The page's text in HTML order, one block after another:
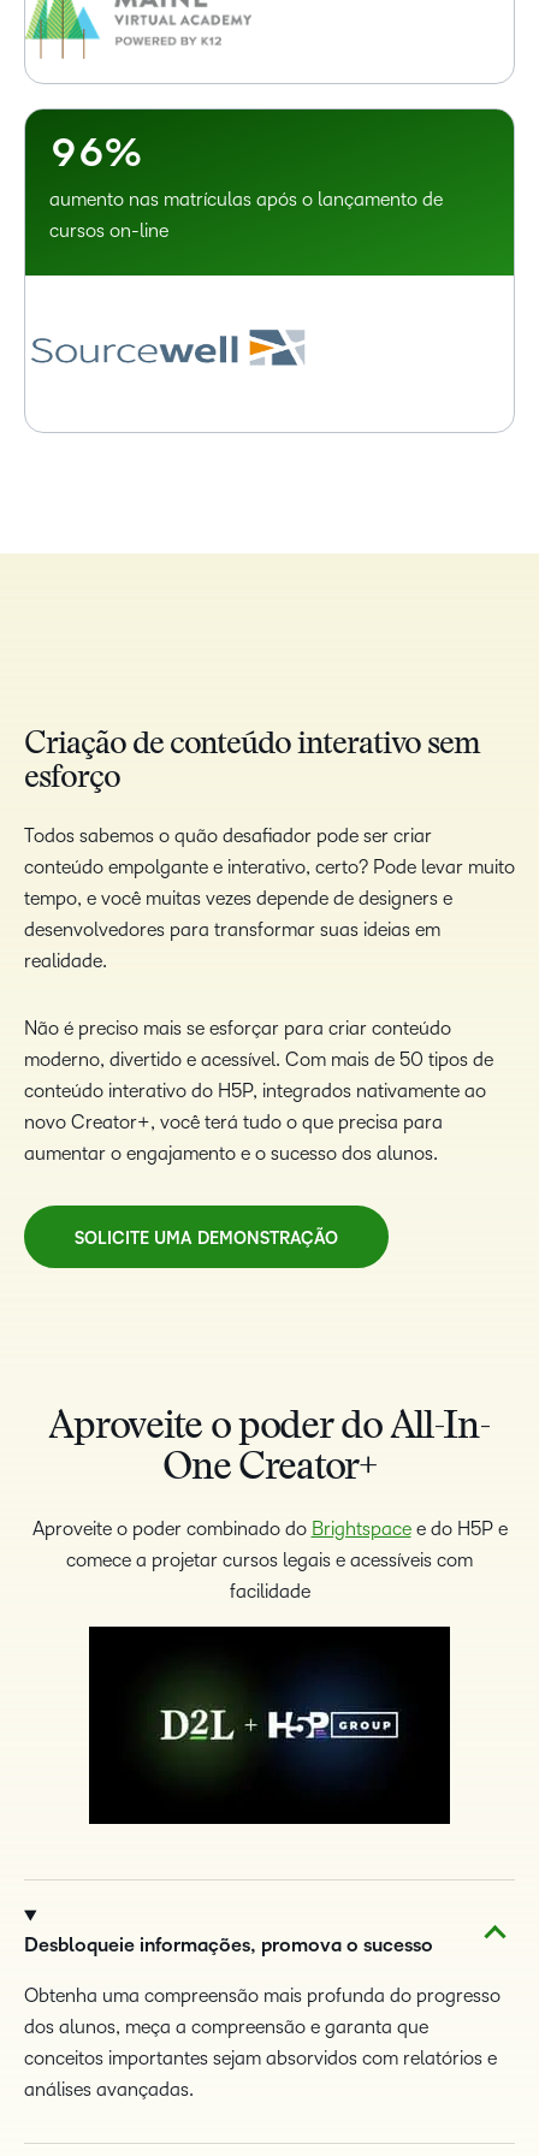
6
7
8
9
3
4
5
6%
aumento nas matrículas após o lançamento de
cursos on-line
Criação de conteúdo interativo sem
esforço
Todos sabemos o quão desafiador pode ser criar
conteúdo empolgante e interativo, certo? Pode levar muito
tempo, e você muitas vezes depende de designers e
desenvolvedores para transformar suas ideias em
realidade.
Não é preciso mais se esforçar para criar conteúdo
moderno, divertido e acessível. Com mais de 50 tipos de
conteúdo interativo do H5P, integrados nativamente ao
novo Creator+, você terá tudo o que precisa para
aumentar o engajamento e o sucesso dos alunos.
SOLICITE UMA DEMONSTRAÇÃO
Aproveite o poder do All-In-
One Creator+
Aproveite o poder combinado do Brightspacee do H5P e
comece a projetar cursos legais e acessíveis com
facilidade
Desbloqueie informações, promova o sucesso
Obtenha uma compreensão mais profunda do progresso
dos alunos, meça a compreensão e garanta que
conceitos importantes sejam absorvidos com relatórios e
análises avançadas.